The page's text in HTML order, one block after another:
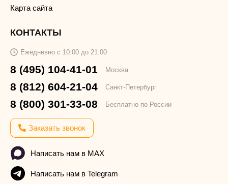
Карта сайта
КОНТАКТЫ
Ежедневно с 10:00 до 21:00
8 (495) 104-41-01 Москва
8 (812) 604-21-04 Санкт-Петербург
8 (800) 301-33-08 Бесплатно по России
Заказать звонок
Написать нам в MAX
Написать нам в Telegram